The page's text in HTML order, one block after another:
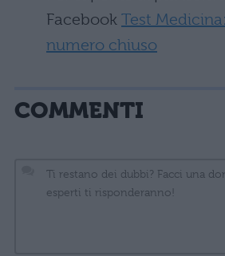
Facebook Test
numero chiuso
COMMENTI